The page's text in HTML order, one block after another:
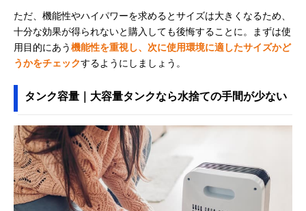
ただ、機能性やハイパワーを求めるとサイズは大きくなるため、
十分な効果が得られないと購入しても後悔することに。まずは使
用目的にあう機能性を重視し、次に使用環境に適したサイズかど
うかをチェックするようにしましょう。
タンク容量｜大容量タンクなら水捨ての手間が少ない